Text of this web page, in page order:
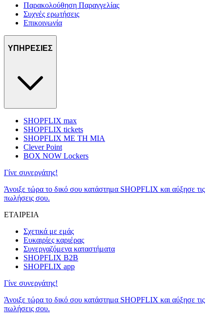
Παρακολούθηση Παραγγελίας
Συχνές ερωτήσεις
Επικοινωνία
ΥΠΗΡΕΣΙΕΣ
SHOPFLIX max
SHOPFLIX tickets
SHOPFLIX ΜΕ ΤΗ ΜΙΑ
Clever Point
BOX NOW Lockers
Γίνε συνεργάτης!
Άνοιξε τώρα το δικό σου κατάστημα SHOPFLIX και αύξησε τις
πωλήσεις σου.
ΕΤΑΙΡΕΙΑ
Σχετικά με εμάς
Ευκαιρίες καριέρας
Συνεργαζόμενα καταστήματα
SHOPFLIX B2B
SHOPFLIX app
Γίνε συνεργάτης!
Άνοιξε τώρα το δικό σου κατάστημα SHOPFLIX και αύξησε τις
πωλήσεις σου.